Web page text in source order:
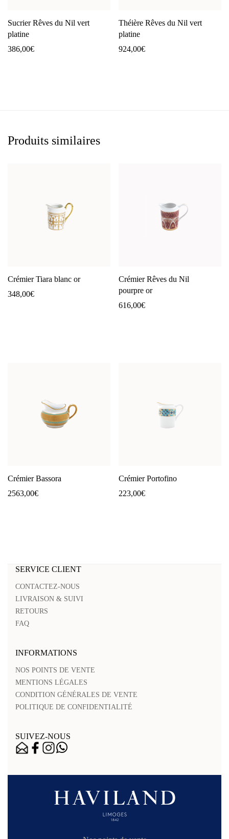
Sucrier Rêves du Nil vert
platine
386,00€
Théière Rêves du Nil vert
platine
924,00€
Produits similaires
Crémier Tiara blanc or
348,00€
Crémier Rêves du Nil
pourpre or
616,00€
Crémier Bassora
2563,00€
Crémier Portofino
223,00€
SERVICE CLIENT
CONTACTEZ-NOUS
LIVRAISON & SUIVI
RETOURS
FAQ
INFORMATIONS
NOS POINTS DE VENTE
MENTIONS LÉGALES
CONDITION GÉNÉRALES DE VENTE
POLITIQUE DE CONFIDENTIALITÉ
SUIVEZ-NOUS